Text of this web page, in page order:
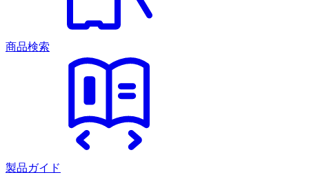
商品検索
製品ガイド